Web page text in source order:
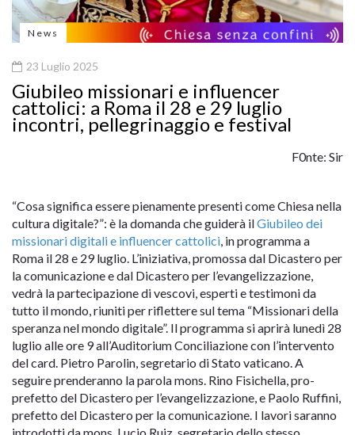
News
23 Luglio 2025
Giubileo missionari e influencer
cattolici: a Roma il 28 e 29 luglio
incontri, pellegrinaggio e festival
F0nte: Sir
“Cosa significa essere pienamente presenti come Chiesa nella
cultura digitale?”: è la domanda che guiderà ilGiubileo dei
missionari digitali e influencer cattolici, in programma a
Roma il 28 e 29 luglio. L’iniziativa, promossa dal Dicastero per
la comunicazione e dal Dicastero per l’evangelizzazione,
vedrà la partecipazione di vescovi, esperti e testimoni da
tutto il mondo, riuniti per riflettere sul tema “Missionari della
speranza nel mondo digitale”. Il programma si aprirà lunedì 28
luglio alle ore 9 all’Auditorium Conciliazione con l’intervento
del card. Pietro Parolin, segretario di Stato vaticano. A
seguire prenderanno la parola mons. Rino Fisichella, pro-
prefetto del Dicastero per l’evangelizzazione, e Paolo Ruffini,
prefetto del Dicastero per la comunicazione. I lavori saranno